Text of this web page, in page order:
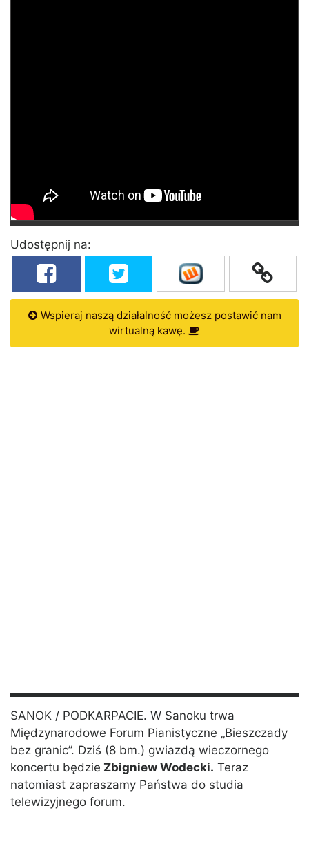
Udostępnij na:
Wspieraj naszą działalność możesz postawić nam
wirtualną kawę.
SANOK / PODKARPACIE. W Sanoku trwa
Międzynarodowe Forum Pianistyczne „Bieszczady
bez granic”. Dziś (8 bm.) gwiazdą wieczornego
koncertu będzie Zbigniew Wodecki. Teraz
natomiast zapraszamy Państwa do studia
telewizyjnego forum.